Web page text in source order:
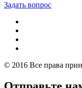
Задать вопрос
© 2016 Все права